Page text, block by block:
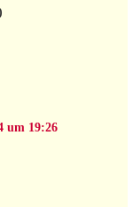
um 19:26